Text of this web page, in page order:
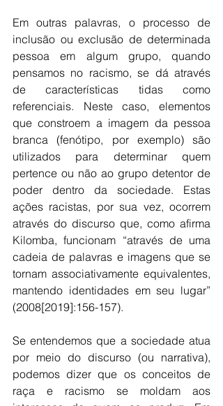
Em outras palavras, o processo de
inclusão ou exclusão de determinada
pessoa em algum grupo, quando
pensamos no racismo, se dá através
de características tidas como
referenciais. Neste caso, elementos
que constroem a imagem da pessoa
branca (fenótipo, por exemplo) são
utilizados para determinar quem
pertence ou não ao grupo detentor de
poder dentro da sociedade. Estas
ações racistas, por sua vez, ocorrem
através do discurso que, como afirma
Kilomba, funcionam “através de uma
cadeia de palavras e imagens que se
tornam associativamente equivalentes,
mantendo identidades em seu lugar”
(2008[2019]:156-157).
Se entendemos que a sociedade atua
por meio do discurso (ou narrativa),
podemos dizer que os conceitos de
raça e racismo se moldam aos